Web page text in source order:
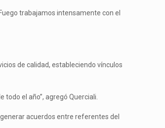
trabajamos intensamente con el
de calidad, estableciendo vínculos
el año”, agregó Querciali.
acuerdos entre referentes del